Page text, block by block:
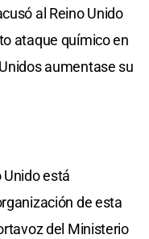
al Reino Unido
ataque químico en
aumentase su
Unido está
de esta
del Ministerio